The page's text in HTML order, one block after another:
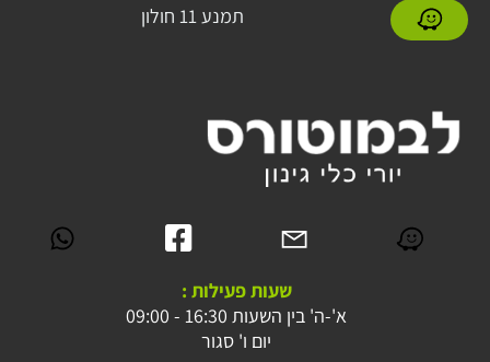
תמנע 11 חולון
שעות פעילות :
א'-ה' בין השעות 16:30 - 09:00
יום ו' סגור